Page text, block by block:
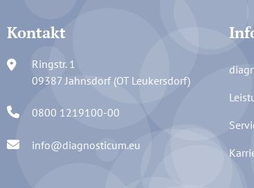
Kontakt
Ringstr. 1
09387 Jahnsdorf (OT Leukersdorf)
0800 1219100-00
info@diagnosticum.eu